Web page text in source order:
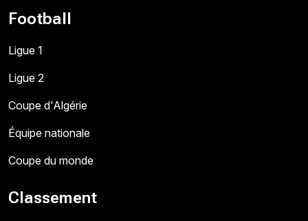
Football
Ligue 1
Ligue 2
Coupe d'Algérie
Équipe nationale
Coupe du monde
Classement